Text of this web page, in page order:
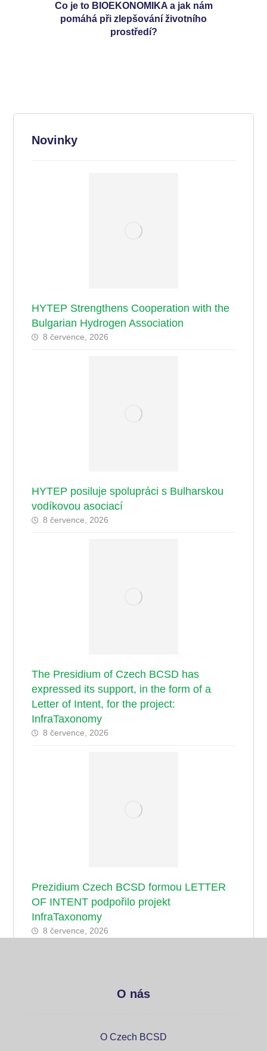
Co je to BIOEKONOMIKA a jak nám
pomáhá při zlepšování životního
prostředí?
Novinky
HYTEP Strengthens Cooperation with the
Bulgarian Hydrogen Association
8 července, 2026
HYTEP posiluje spolupráci s Bulharskou
vodíkovou asociací
8 července, 2026
The Presidium of Czech BCSD has
expressed its support, in the form of a
Letter of Intent, for the project:
InfraTaxonomy
8 července, 2026
Prezidium Czech BCSD formou LETTER
OF INTENT podpořilo projekt
InfraTaxonomy
8 července, 2026
O nás
O Czech BCSD